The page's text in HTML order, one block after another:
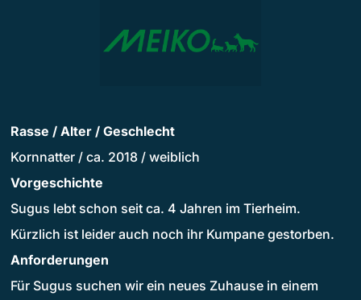
Rasse / Alter / Geschlecht
Kornnatter / ca. 2018 / weiblich
Vorgeschichte
Sugus lebt schon seit ca. 4 Jahren im Tierheim.
Kürzlich ist leider auch noch ihr Kumpane gestorben.
Anforderungen
Für Sugus suchen wir ein neues Zuhause in einem